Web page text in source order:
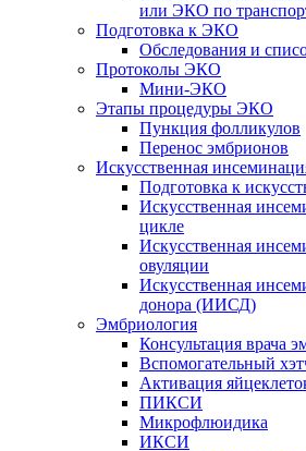
или ЭКО по
Подготовка к ЭКО
Обследования и
Протоколы ЭКО
Мини-ЭКО
Этапы процедуры ЭКО
Пункция фолликулов
Перенос эмбрионов
Искусственная
Подготовка к
Искусственная
цикле
Искусственная
овуляции
Искусственная
донора (ИИСД)
Эмбриология
Консультация врача
Вспомогательный
Активация
ПИКСИ
Микрофлюидика
ИКСИ